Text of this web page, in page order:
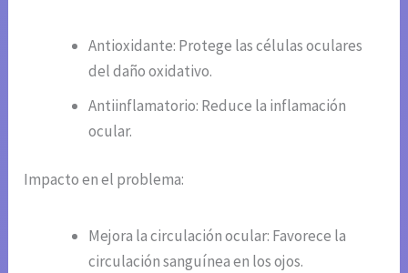
Antioxidante: Protege las células oculares
del daño oxidativo.
Antiinflamatorio: Reduce la inflamación
ocular.
Impacto en el problema:
Mejora la circulación ocular: Favorece la
circulación sanguínea en los ojos.